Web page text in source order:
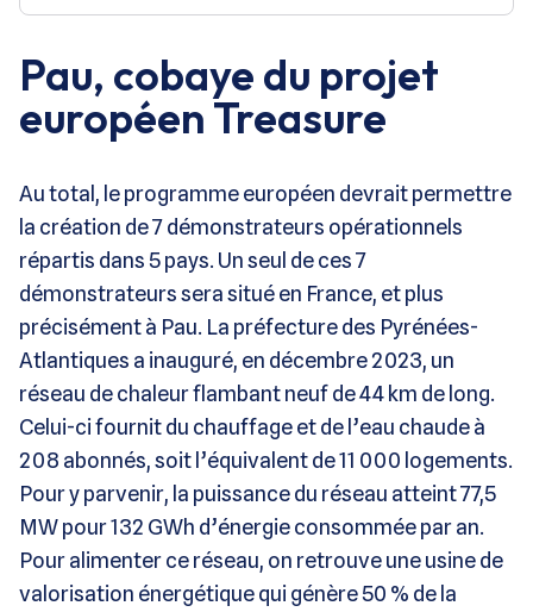
Pau, cobaye du projet
européen Treasure
Au total, le programme européen devrait permettre
la création de 7 démonstrateurs opérationnels
répartis dans 5 pays. Un seul de ces 7
démonstrateurs sera situé en France, et plus
précisément à Pau. La préfecture des Pyrénées-
Atlantiques a inauguré, en décembre 2023, un
réseau de chaleur flambant neuf de 44 km de long.
Celui-ci fournit du chauffage et de l’eau chaude à
208 abonnés, soit l’équivalent de 11 000 logements.
Pour y parvenir, la puissance du réseau atteint 77,5
MW pour 132 GWh d’énergie consommée par an.
Pour alimenter ce réseau, on retrouve une usine de
valorisation énergétique qui génère 50 % de la